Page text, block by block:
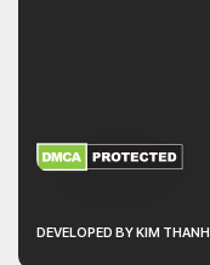
DEVELOPED BY KIM THANH
XEM THÊM